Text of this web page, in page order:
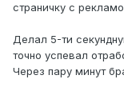
страничку с
Делал 5-ти
точно успевал
Через пару минут